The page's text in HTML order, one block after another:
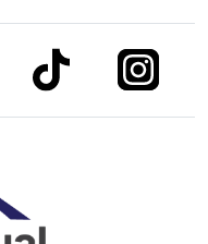
to linkedinlink to tiktok